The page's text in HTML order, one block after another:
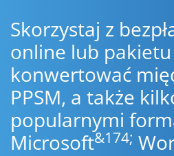
Skorzystaj z
online lub pakietu
konwertować
PPSM, a także
popularnymi
Microsoft&174;